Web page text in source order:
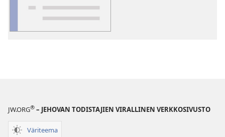
JW.ORG® – JEHOVAN TODISTAJIEN VIRALLINEN VERKKOSIVUSTO
Väriteema